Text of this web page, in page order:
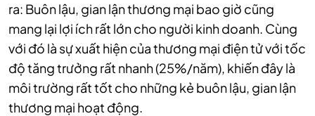
ra: Buôn lậu, gian lận thương mại bao giờ cũng
mang lại lợi ích rất lớn cho người kinh doanh. Cùng
với đó là sự xuất hiện của thương mại điện tử với tốc
độ tăng trưởng rất nhanh (25%/năm), khiến đây là
môi trường rất tốt cho những kẻ buôn lậu, gian lận
thương mại hoạt động.